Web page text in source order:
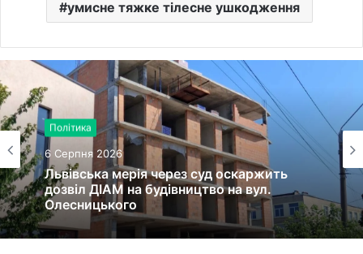
умисне тяжке тілесне ушкодження
Політика
6 Серпня 2026
Львівська мерія через суд оскаржить
дозвіл ДІАМ на будівництво на вул.
Олесницького